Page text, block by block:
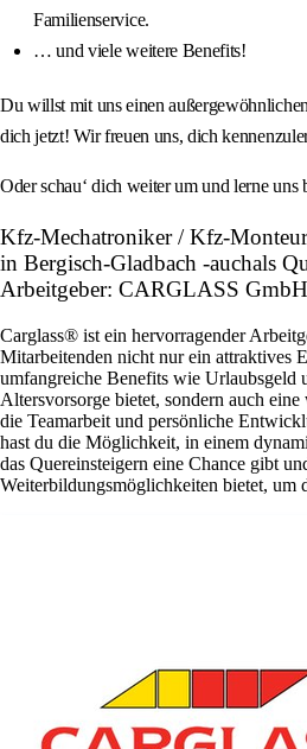
Familienservice.
… und viele weitere Benefits!
Du willst mit uns einen
dich jetzt! Wir freuen uns, dich
Oder schau‘ dich weiter um und lerne uns
Kfz-Mechatroniker / Kfz-
in Bergisch-Gladbach -auchals
Arbeitgeber: CARGLASS GmbH
Carglass® ist ein hervorragender
Mitarbeitenden nicht nur ein attraktives
umfangreiche Benefits wie Urlaubsgeld
Altersvorsorge bietet, sondern auch
die Teamarbeit und persönliche
hast du die Möglichkeit, in einem
das Quereinsteigern eine Chance gibt
Weiterbildungsmöglichkeiten bietet, um